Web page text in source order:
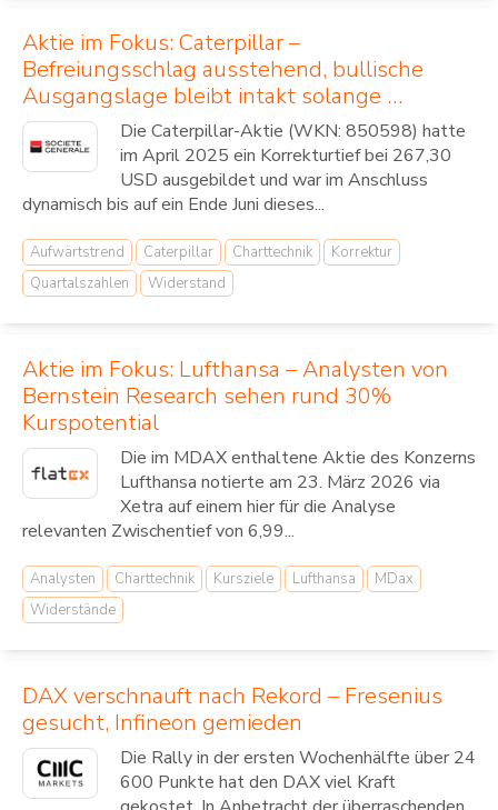
Aktie im Fokus: Caterpillar –
Befreiungsschlag ausstehend, bullische
Ausgangslage bleibt intakt solange …
Die Caterpillar-Aktie (WKN: 850598) hatte
im April 2025 ein Korrekturtief bei 267,30
USD ausgebildet und war im Anschluss
dynamisch bis auf ein Ende Juni dieses...
Aufwärtstrend Caterpillar Charttechnik
Korrektur
Quartalszahlen
Widerstand
Aktie im Fokus: Lufthansa – Analysten von
Bernstein Research sehen rund 30%
Kurspotential
Die im MDAX enthaltene Aktie des Konzerns
Lufthansa notierte am 23. März 2026 via
Xetra auf einem hier für die Analyse
relevanten Zwischentief von 6,99...
Analysten Charttechnik Kursziele Lufthansa
MDax
Widerstände
DAX verschnauft nach Rekord – Fresenius
gesucht, Infineon gemieden
Die Rally in der ersten Wochenhälfte über 24
600 Punkte hat den DAX viel Kraft